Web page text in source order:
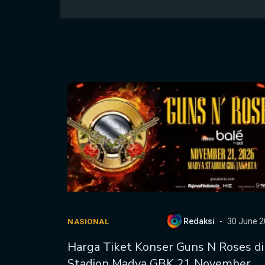
NASIONAL Redaksi 30 June
Harga Tiket Konser Guns N Roses di